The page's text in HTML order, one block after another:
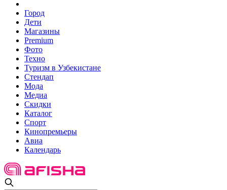
Город
Дети
Магазины
Premium
Фото
Техно
Туризм в Узбекистане
Стендап
Мода
Медиа
Скидки
Каталог
Спорт
Кинопремьеры
Авиа
Календарь